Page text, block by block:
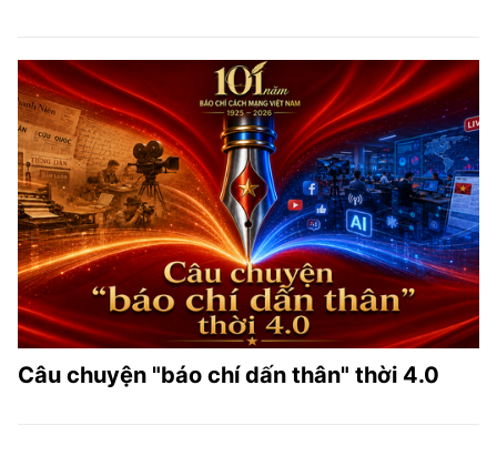
Câu chuyện "báo chí dấn thân" thời 4.0